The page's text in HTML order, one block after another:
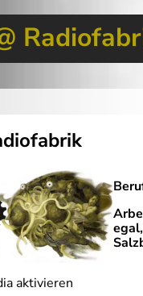
aktivieren